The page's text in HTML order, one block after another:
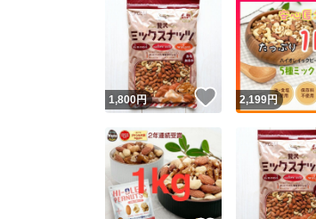
1,800円 いいね！
2,199円